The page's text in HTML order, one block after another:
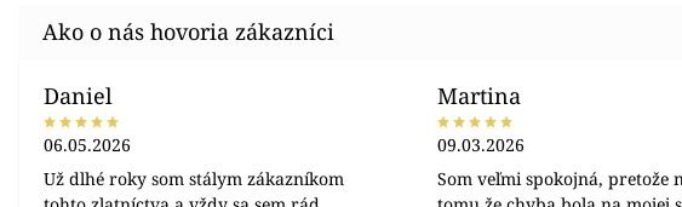
Daniel
06.05.2026
Už dlhé roky som stálym zákazníkom
Martina
09.03.2026
Som veľmi spokojná, pretože